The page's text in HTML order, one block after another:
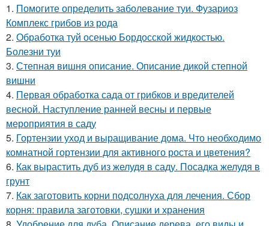
1. Помогите определить заболевание туи. Фузариоз
Комплекс грибов из рода
2. Обработка туй осенью Бордосской жидкостью.
Болезни туи
3. Степная вишня описание. Описание дикой степной
вишни
4. Первая обработка сада от грибков и вредителей
весной. Наступление ранней весны и первые
мероприятия в саду
5. Гортензии уход и выращивание дома. Что необходимо
комнатной гортензии для активного роста и цветения?
6. Как вырастить дуб из желудя в саду. Посадка желудя в
грунт
7. Как заготовить корни подсолнуха для лечения. Сбор
корня: правила заготовки, сушки и хранения